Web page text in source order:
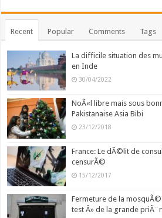
Recent Popular Comments Tags
La difficile situation des
en Inde
30/04/2022
NoÃ«l libre mais sous
Pakistanaise Asia Bibi
23/12/2018
France: Le dÃ©lit de
censurÃ©
15/12/2017
Fermeture de la
test Â» de la grande